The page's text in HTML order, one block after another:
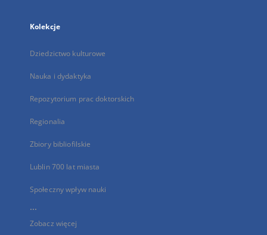
Kolekcje
Dziedzictwo kulturowe
Nauka i dydaktyka
Repozytorium prac doktorskich
Regionalia
Zbiory bibliofilskie
Lublin 700 lat miasta
Społeczny wpływ nauki
...
Zobacz więcej